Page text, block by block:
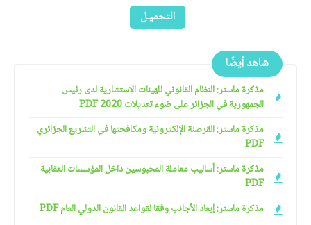
التحميـل
شاهد أيضًا
مذكرة ماستر: النظام القانوني للهيئات الاستشارية لدى رئيس
الجمهورية في الجزائر على ضوء تعديلات 2020 PDF
مذكرة ماستر: القرصنة الإلكترونية ومكافحتها في التشريع الجزائري
PDF
مذكرة ماستر: أساليب معاملة المحبوسين داخل المؤسسات العقابية
PDF
مذكرة ماستر: إبعاد الأجانب وفقا لقواعد القانون الدولي العام PDF